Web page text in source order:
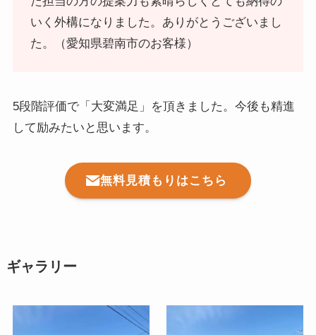
いく外構になりました。ありがとうございまし
た。（愛知県碧南市のお客様）
5段階評価で「大変満足」を頂きました。今後も精進
して励みたいと思います。
無料見積もりはこちら
ギャラリー